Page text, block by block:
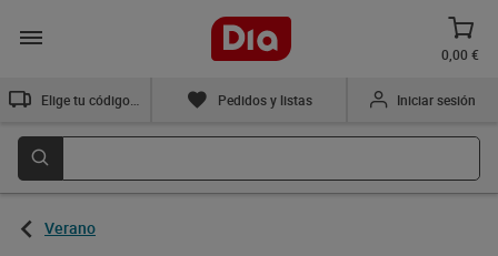
0,00 €
Pedidos y listas Iniciar sesión
Verano